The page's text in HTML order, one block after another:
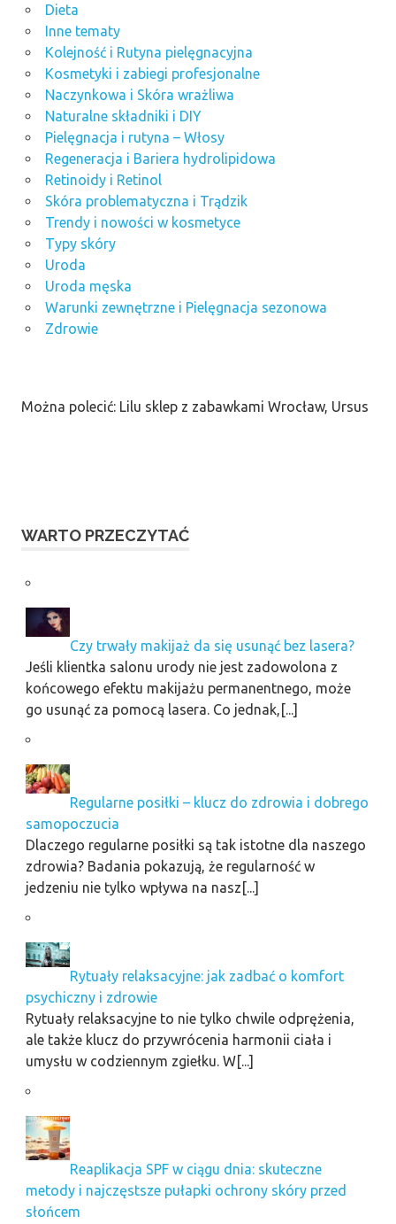
Dieta
Inne tematy
Kolejność i Rutyna pielęgnacyjna
Kosmetyki i zabiegi profesjonalne
Naczynkowa i Skóra wrażliwa
Naturalne składniki i DIY
Pielęgnacja i rutyna – Włosy
Regeneracja i Bariera hydrolipidowa
Retinoidy i Retinol
Skóra problematyczna i Trądzik
Trendy i nowości w kosmetyce
Typy skóry
Uroda
Uroda męska
Warunki zewnętrzne i Pielęgnacja sezonowa
Zdrowie
Można polecić: Lilu sklep z zabawkami Wrocław, Ursus
WARTO PRZECZYTAĆ
Czy trwały makijaż da się usunąć bez lasera?
Jeśli klientka salonu urody nie jest zadowolona z
końcowego efektu makijażu permanentnego, może
go usunąć za pomocą lasera. Co jednak,[...]
Regularne posiłki – klucz do zdrowia i dobrego
samopoczucia
Dlaczego regularne posiłki są tak istotne dla naszego
zdrowia? Badania pokazują, że regularność w
jedzeniu nie tylko wpływa na nasz[...]
Rytuały relaksacyjne: jak zadbać o komfort
psychiczny i zdrowie
Rytuały relaksacyjne to nie tylko chwile odprężenia,
ale także klucz do przywrócenia harmonii ciała i
umysłu w codziennym zgiełku. W[...]
Reaplikacja SPF w ciągu dnia: skuteczne
metody i najczęstsze pułapki ochrony skóry przed
słońcem